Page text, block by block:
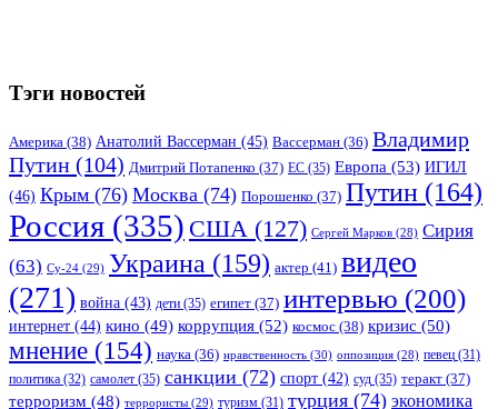
Тэги новостей
Америка (38) Анатолий Вассерман (45) Вассерман (36) Владимир
Путин (104) Дмитрий Потапенко (37) ЕС (35) Европа (53) ИГИЛ
(46) Крым (76) Москва (74) Порошенко (37) Путин (164)
Россия (335) США (127) Сергей Марков (28) Сирия
(63) Су-24 (29) Украина (159) актер (41) видео
(271) война (43) дети (35) египет (37) интервью (200)
интернет (44) кино (49) коррупция (52) космос (38) кризис (50)
мнение (154) наука (36) нравственность (30) оппозиция (28) певец (31)
политика (32) самолет (35) санкции (72) спорт (42) суд (35) теракт (37)
терроризм (48) террористы (29) туризм (31) турция (74) экономика